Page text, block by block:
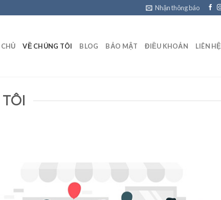
Nhận thông báo
VỀ CHÚNG TÔI BLOG BẢO MẬT ĐIỀU KHOẢN LIÊN HỆ